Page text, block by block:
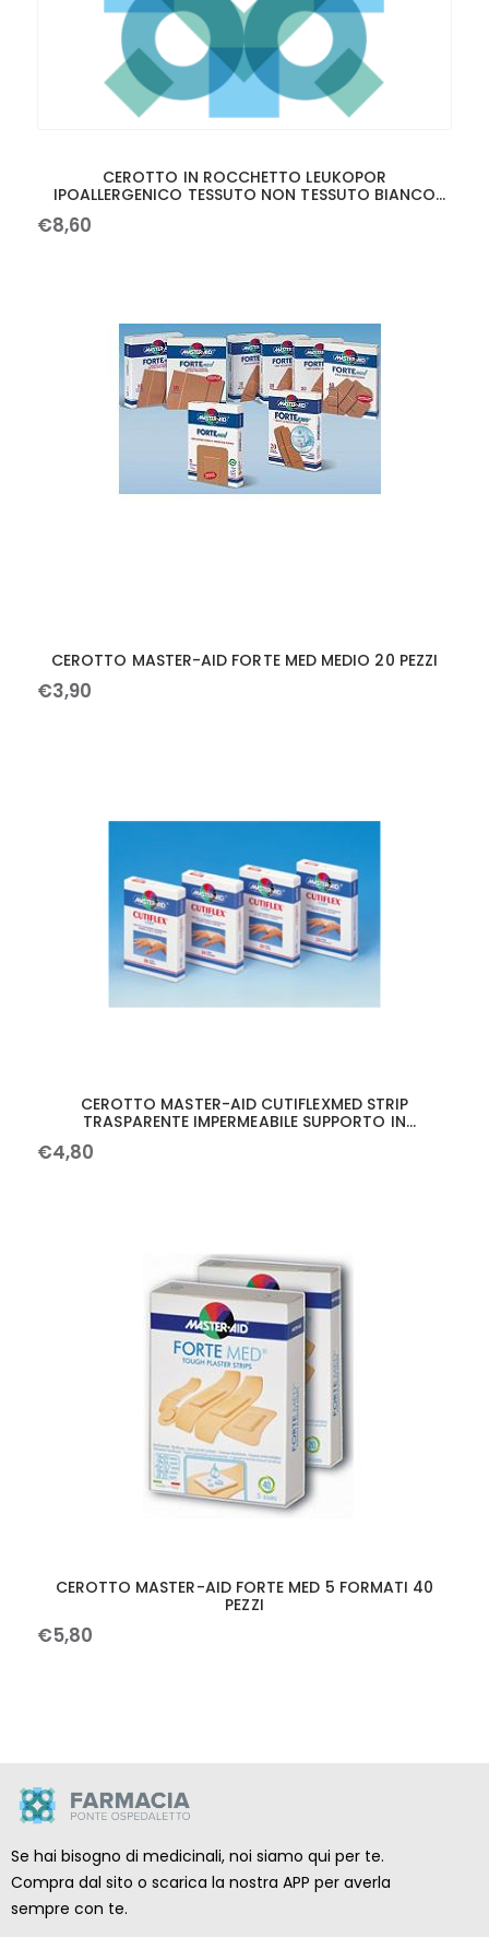
CEROTTO IN ROCCHETTO LEUKOPOR
IPOALLERGENICO TESSUTO NON TESSUTO BIANCO
€8,60
CEROTTO MASTER-AID FORTE MED MEDIO 20 PEZZI
€3,90
CEROTTO MASTER-AID CUTIFLEXMED STRIP
TRASPARENTE IMPERMEABILE SUPPORTO IN
€4,80
CEROTTO MASTER-AID FORTE MED 5 FORMATI 40
PEZZI
€5,80
Se hai bisogno di medicinali, noi siamo qui per te.
Compra dal sito o scarica la nostra APP per averla
sempre con te.